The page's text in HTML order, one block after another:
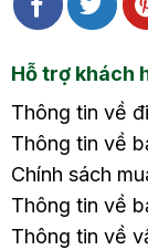
Hỗ trợ khách
Thông tin về
Thông tin về
Chính sách
Thông tin về
Thông tin về